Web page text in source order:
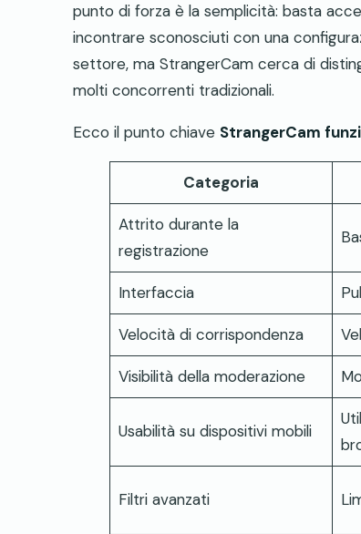
punto di forza è la semplicità: basta
incontrare sconosciuti con una
settore, ma StrangerCam cerca di
molti concorrenti tradizionali.
Ecco il punto chiave StrangerCam
Categoria
Attrito durante la
registrazione
Interfaccia
Velocità di corrispondenza
Visibilità della moderazione
Usabilità su dispositivi mobili
Filtri avanzati